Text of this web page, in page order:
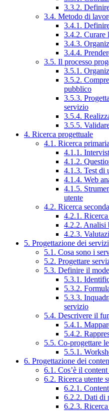
3.3.2.
3.4. Metodo di
3.4.1.
3.4.2. Curare
3.4.3.
3.4.4.
3.5. Il processo
3.5.1.
3.5.2.
pubblico
3.5.3.
servizio
3.5.4.
3.5.5.
4. Ricerca progettuale
4.1. Ricerca primaria
4.1.1.
4.1.2.
4.1.3. Test di
4.1.4. Web
4.1.5.
utente
4.2. Ricerca
4.2.1.
4.2.2. Analisi
4.2.3.
5. Progettazione dei servizi
5.1. Cosa sono i
5.2. Progettare
5.3. Definire il
5.3.1.
5.3.2.
5.3.3.
servizio
5.4. Descrivere il
5.4.1.
5.4.2.
5.5. Co-progettare
5.5.1.
6. Progettazione dei
6.1. Cos’è il content
6.2. Ricerca utente
6.2.1.
6.2.2. Dati di
6.2.3.